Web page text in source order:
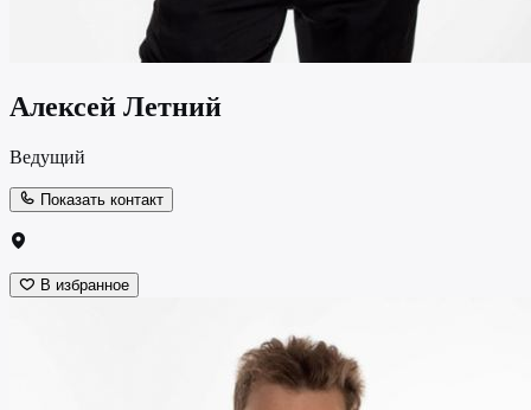
Алексей Летний
Ведущий
Показать контакт
В избранное